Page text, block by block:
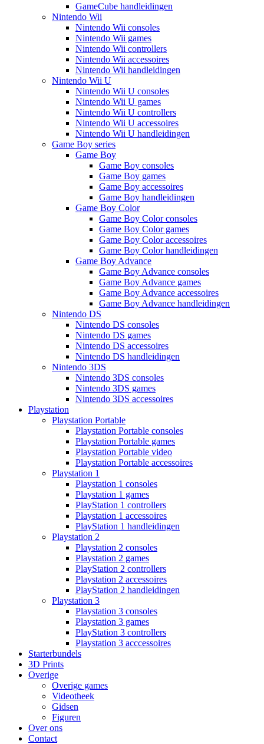
GameCube handleidingen
Nintendo Wii
Nintendo Wii consoles
Nintendo Wii games
Nintendo Wii controllers
Nintendo Wii accessoires
Nintendo Wii handleidingen
Nintendo Wii U
Nintendo Wii U consoles
Nintendo Wii U games
Nintendo Wii U controllers
Nintendo Wii U accessoires
Nintendo Wii U handleidingen
Game Boy series
Game Boy
Game Boy consoles
Game Boy games
Game Boy accessoires
Game Boy handleidingen
Game Boy Color
Game Boy Color consoles
Game Boy Color games
Game Boy Color accessoires
Game Boy Color handleidingen
Game Boy Advance
Game Boy Advance consoles
Game Boy Advance games
Game Boy Advance accessoires
Game Boy Advance handleidingen
Nintendo DS
Nintendo DS consoles
Nintendo DS games
Nintendo DS accessoires
Nintendo DS handleidingen
Nintendo 3DS
Nintendo 3DS consoles
Nintendo 3DS games
Nintendo 3DS accessoires
Playstation
Playstation Portable
Playstation Portable consoles
Playstation Portable games
Playstation Portable video
Playstation Portable accessoires
Playstation 1
Playstation 1 consoles
Playstation 1 games
PlayStation 1 controllers
Playstation 1 accessoires
PlayStation 1 handleidingen
Playstation 2
Playstation 2 consoles
Playstation 2 games
PlayStation 2 controllers
Playstation 2 accessoires
PlayStation 2 handleidingen
Playstation 3
Playstation 3 consoles
Playstation 3 games
PlayStation 3 controllers
Playstation 3 acccessoires
Starterbundels
3D Prints
Overige
Overige games
Videotheek
Gidsen
Figuren
Over ons
Contact